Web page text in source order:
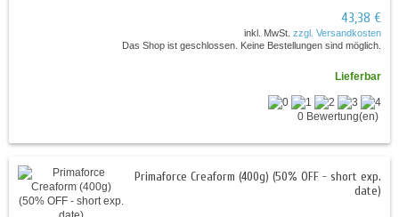
43,38 €
inkl. MwSt. zzgl. Versandkosten
Das Shop ist geschlossen. Keine Bestellungen sind möglich.
Lieferbar
0 Bewertung(en)
Primaforce Creaform (400g) (50% OFF - short exp.
date)